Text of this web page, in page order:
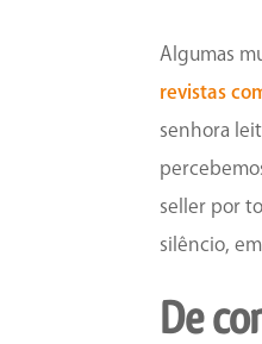
Algumas
revistas
senhora
seller por
silêncio,
De